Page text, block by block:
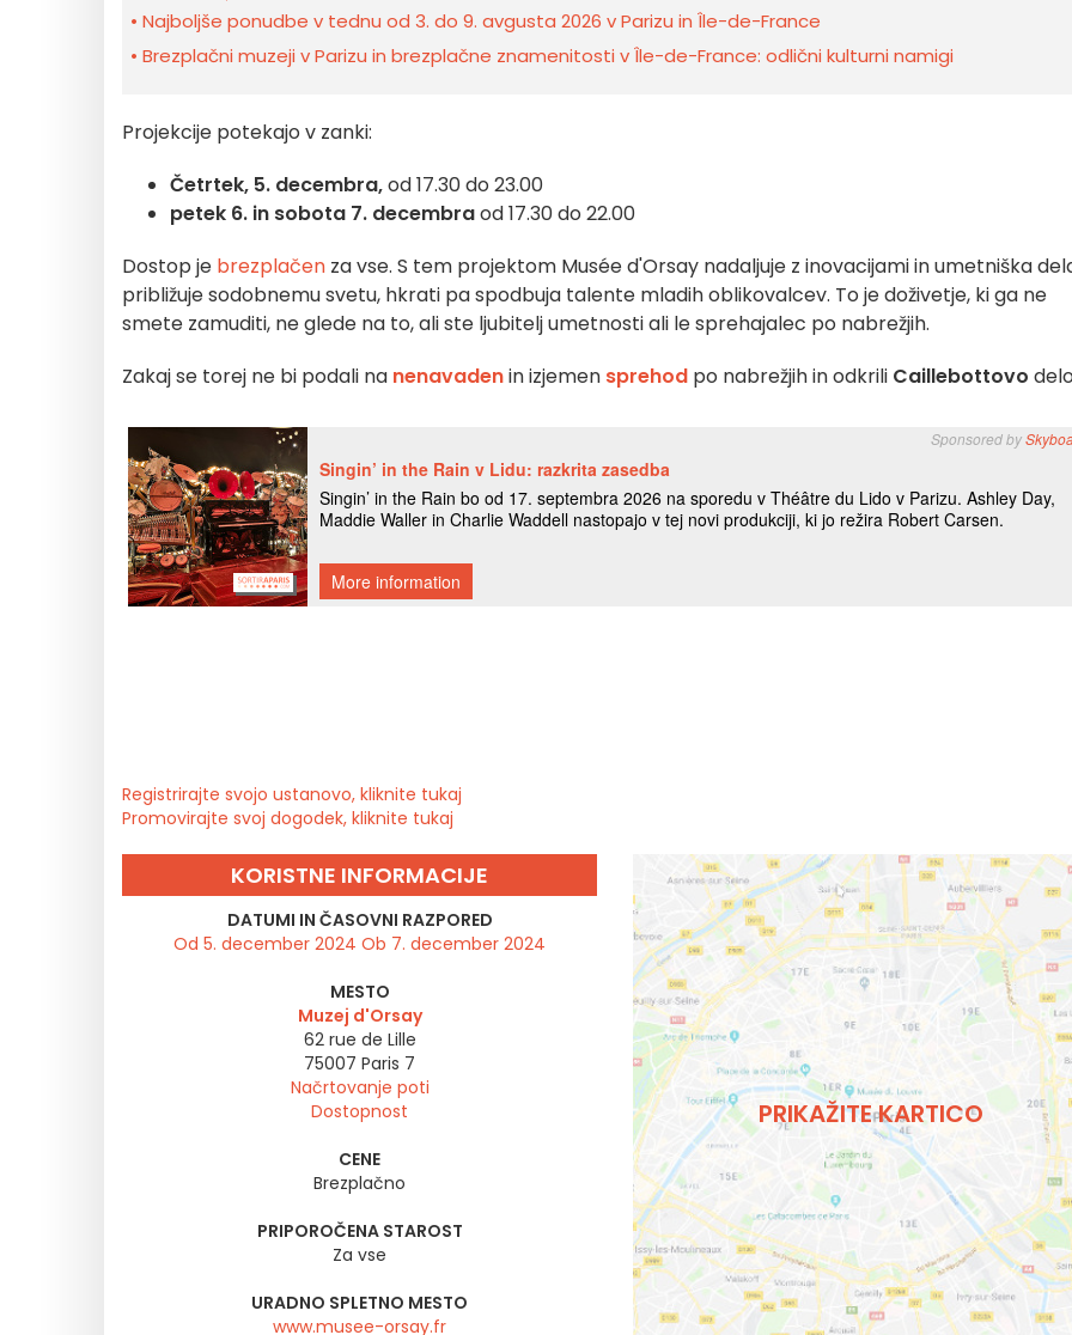
Najboljše ponudbe v tednu od 3. do 9. avgusta 2026 v Parizu in Île-de-France
Brezplačni muzeji v Parizu in brezplačne znamenitosti v Île-de-France: odlični kulturni namigi
Projekcije potekajo v zanki:
Četrtek, 5. decembra,od 17.30 do 23.00
petek 6. in sobota 7. decembraod 17.30 do 22.00
Dostop je brezplačen za vse. S tem projektom Musée d'Orsay nadaljuje z inovacijami in umetniška
približuje sodobnemu svetu, hkrati pa spodbuja talente mladih oblikovalcev. To je doživetje, ki ga ne
smete zamuditi, ne glede na to, ali ste ljubitelj umetnosti ali le sprehajalec po nabrežjih.
Zakaj se torej ne bi podali na nenavadenin izjemen sprehod po nabrežjih in odkrili Caillebottovo
Registrirajte svojo ustanovo, kliknite tukaj
Promovirajte svoj dogodek, kliknite tukaj
KORISTNE INFORMACIJE
DATUMI IN ČASOVNI RAZPORED
Od 5. december 2024 Ob 7. december 2024
MESTO
Muzej d'Orsay
62 rue de Lille
75007 Paris 7
Načrtovanje poti
Dostopnost
CENE
Brezplačno
PRIPOROČENA STAROST
Za vse
URADNO SPLETNO MESTO
www.musee-orsay.fr
PRIKAŽITE KARTICO